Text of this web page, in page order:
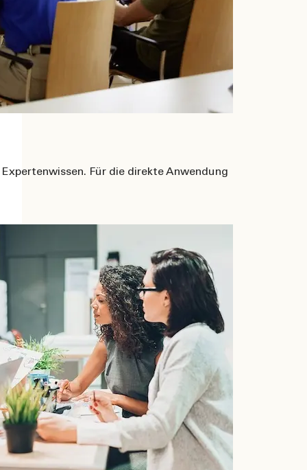
Für die direkte Anwendung